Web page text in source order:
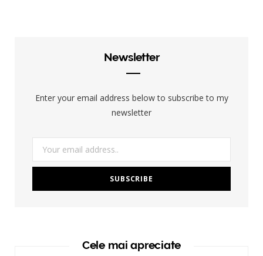
Newsletter
Enter your email address below to subscribe to my
newsletter
Cele mai apreciate